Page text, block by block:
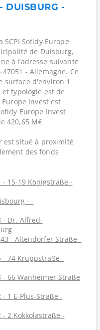
DUISBURG -
Sofidy Europe
de Duisburg,
à l’adresse suivante
- Allemagne. Ce
surface d'environ 1
typologie est de
Invest est
Europe Invest
420,65 M€
est situé à proximité
des fonds
- 15-19 Königstraße -
- -
- Dr.-Alfred-
- Altendorfer Straße -
- 74 Kruppstraße -
- 66 Wanheimer Straße
- 1 E-Plus-Straße -
- 2 Kokkolastraße -